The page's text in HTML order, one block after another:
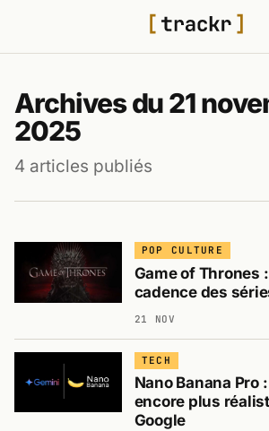
Archives du 21
2025
4 articles publiés
POP CULTURE
Game of Thrones
cadence des
21 NOV
TECH
Nano Banana Pro
encore plus
Google